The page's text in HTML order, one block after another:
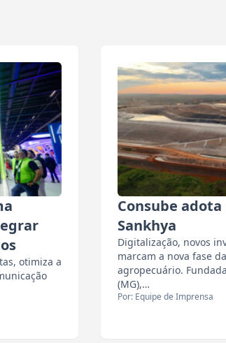
otimiza a
Consube
Sankhya
Digitalização, novos
marcam a nova fase
agropecuário.
(MG),…
Por: Equipe de Imprensa